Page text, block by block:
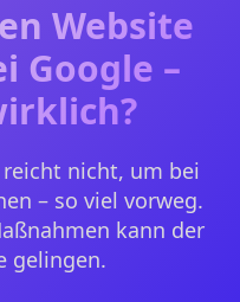
Website
Google –
nicht, um bei
– so viel vorweg.
kann der
gelingen.